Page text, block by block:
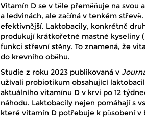
Vitamín D se v těle přeměňuje na
a ledvinách, ale začíná v tenkém
efektivnější. Laktobacily, konkrétně
produkují krátkořetné mastné kyseliny
funkci střevní stěny. To znamená, že
do krevního oběhu.
Studie z roku 2023 publikovaná v
užívali probiotikum obsahující
aktuálního vitamínu D v krvi po 12
náhodu. Laktobacily nejen pomáhají s
které vitamín D potřebuje k působení v